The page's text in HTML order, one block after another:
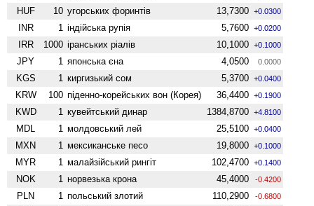
HUF 10 угорських форинтів 13,7300 +0.0300
INR 1 індійська рупія 5,7600 +0.0200
IRR 1000 іранських ріалів 10,1000 +0.1000
JPY 1 японська єна 4,0500 0.0000
KGS 1 киргизький сом 5,3700 +0.0400
KRW 100 піденно-корейських вон (Корея) 36,4400 +0.1900
KWD 1 кувейтський динар 1384,8700 +4.8100
MDL 1 молдовський лей 25,5100 +0.0400
MXN 1 мексиканське песо 19,8000 +0.1000
MYR 1 малайзійський рингіт 102,4700 +0.1400
NOK 1 норвезька крона 45,4000 -0.4200
PLN 1 польський злотий 110,2900 -0.6800